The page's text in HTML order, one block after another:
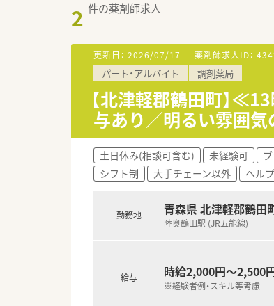
2 件の薬剤師求人
更新日： 2026/07/17 薬剤師求人ID：
パート・アルバイト 調剤薬局
【北津軽郡鶴田町】
与あり／明るい雰囲気
土日休み(相談可含む) 未経験可
シフト制
大手チェーン以外 ヘル
勤務地 青森県 北津軽郡鶴田
陸奥鶴田駅 (JR五能線)
給与 時給2,000円～2,500
※経験者例・スキル等考慮